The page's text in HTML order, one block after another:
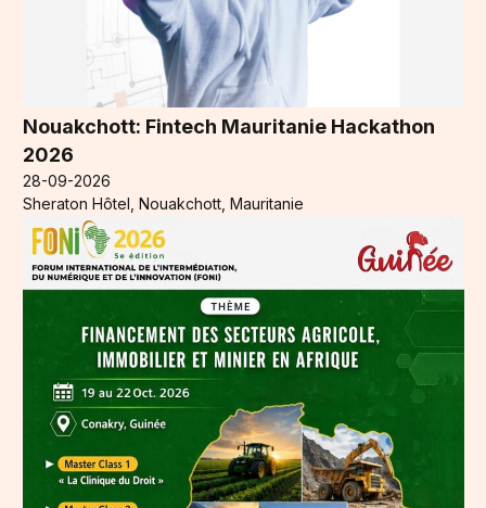
Nouakchott: Fintech Mauritanie Hackathon
2026
28-09-2026
Sheraton Hôtel, Nouakchott, Mauritanie